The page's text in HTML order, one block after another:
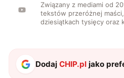
Związany z mediami od
tekstów przeróżnej
dziesiątkach tysięcy oraz
DodajCHIP.pl jako